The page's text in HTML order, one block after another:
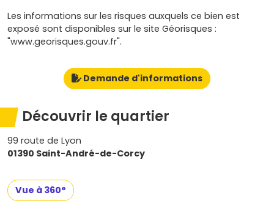
Les informations sur les risques auxquels ce bien est
exposé sont disponibles sur le site Géorisques :
"www.georisques.gouv.fr".
Demande d'informations
Découvrir le quartier
99 route de Lyon
01390 Saint-André-de-Corcy
Vue à 360°